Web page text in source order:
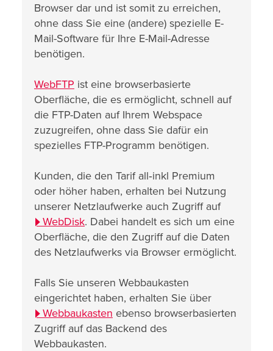
Browser dar und ist somit zu erreichen,
ohne dass Sie eine (andere) spezielle E-
Mail-Software für Ihre E-Mail-Adresse
benötigen.
WebFTP ist eine browserbasierte
Oberfläche, die es ermöglicht, schnell auf
die FTP-Daten auf Ihrem Webspace
zuzugreifen, ohne dass Sie dafür ein
spezielles FTP-Programm benötigen.
Kunden, die den Tarif all‑inkl Premium
oder höher haben, erhalten bei Nutzung
unserer Netzlaufwerke auch Zugriff auf
WebDisk. Dabei handelt es sich um eine
Oberfläche, die den Zugriff auf die Daten
des Netzlaufwerks via Browser ermöglicht.
Falls Sie unseren Webbaukasten
eingerichtet haben, erhalten Sie über
Webbaukasten ebenso browserbasierten
Zugriff auf das Backend des
Webbaukasten.